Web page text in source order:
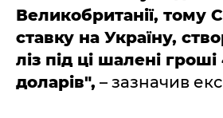
Великобританії, тому
ставку на Україну,
ліз під ці шалені
доларів", – зазначив